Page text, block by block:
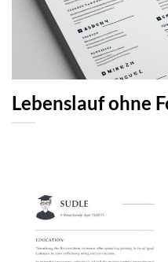
Lebenslauf ohne